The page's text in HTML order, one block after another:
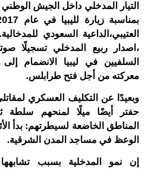
التيار المدخلي داخل الجيش الوطني
،اصدار ربيع المدخلي تسجيلًا
السلفيين في ليبيا الانضمام
معركته من أجل فتح طرابلس.
وبعيدًا عن التكليف العسكري
حفتر أيضًا ميلًا لمنحهم سلطة
المناطق الخاضعة لسيطرتهم: بدأ
الوعظ في مساجد المدن الشرقية.
إن نمو المدخلية بسبب